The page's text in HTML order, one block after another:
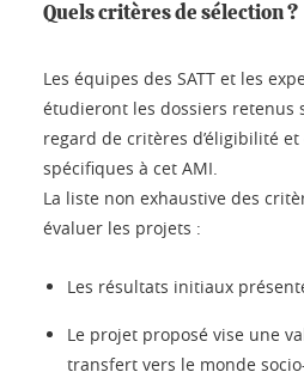
Quels critères de sélection ?
Les équipes des SATT et les
étudieront les dossiers retenus
regard de critères d’éligibilité
spécifiques à cet AMI.
La liste non exhaustive des
évaluer les projets :
Les résultats initiaux
Le projet proposé vise une
transfert vers le monde